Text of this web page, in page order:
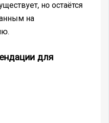
но остаётся
на
для